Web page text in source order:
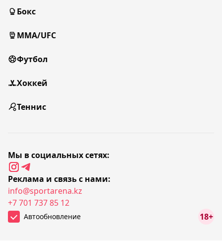
Бокс
MMA/UFC
Футбол
Хоккей
Теннис
Мы в социальных сетях:
Реклама и связь с нами:
info@sportarena.kz
+7 701 737 85 12
Автообновление 18+